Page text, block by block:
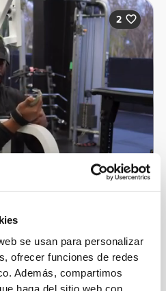
se usan para personalizar
ofrecer funciones de redes
Además, compartimos
haga del sitio web con
2